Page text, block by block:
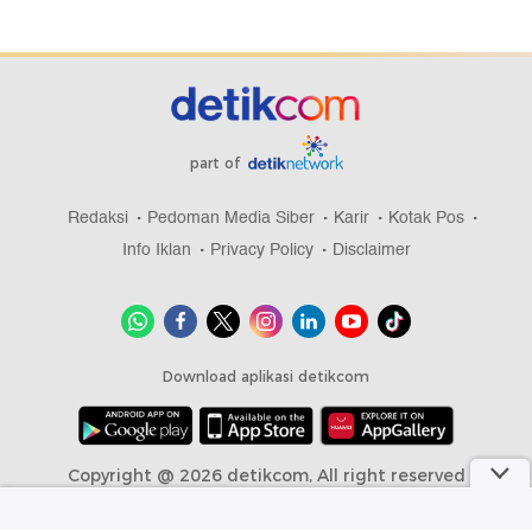
part of
Redaksi Pedoman Media Siber Karir
Kotak Pos
Info Iklan
Privacy Policy Disclaimer
Download aplikasi detikcom
Copyright @ 2026 detikcom, All right reserved